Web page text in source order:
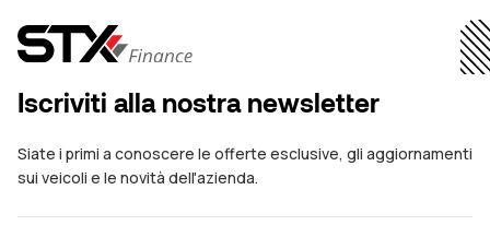
Iscriviti alla nostra newsletter
Siate i primi a conoscere le offerte esclusive, gli aggiornamenti
sui veicoli e le novità dell'azienda.